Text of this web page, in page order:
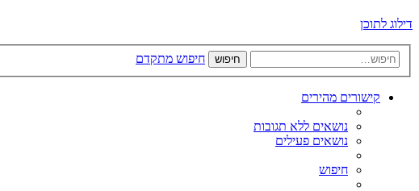
דילוג לתוכן
חיפוש חיפוש מתקדם
קישורים מהירים
נושאים ללא תגובות
נושאים פעילים
חיפוש